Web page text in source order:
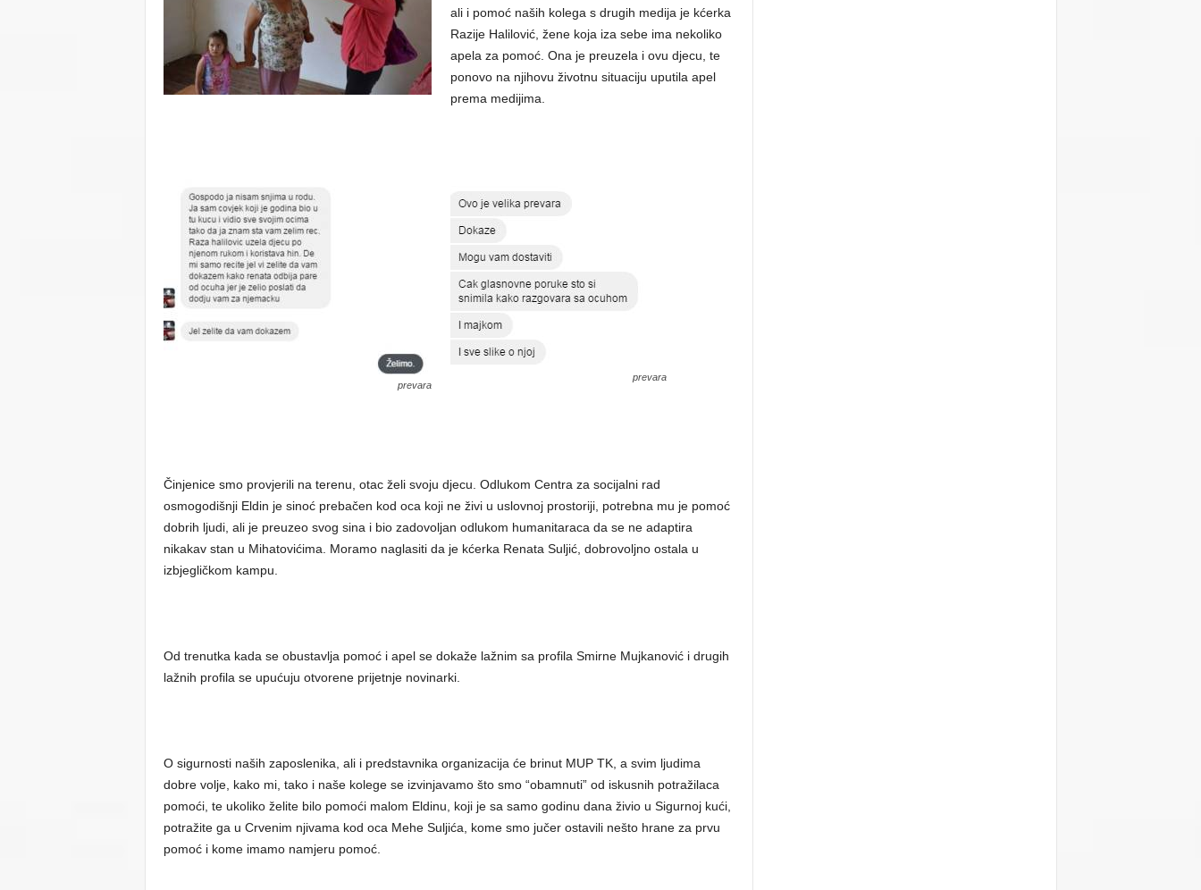
ali i pomoć naših kolega s drugih medija je kćerka
Razije Halilović, žene koja iza sebe ima nekoliko
apela za pomoć. Ona je preuzela i ovu djecu, te
ponovo na njihovu životnu situaciju uputila apel
prema medijima.
prevara
prevara
Činjenice smo provjerili na terenu, otac želi svoju djecu. Odlukom Centra za socijalni rad
osmogodišnji Eldin je sinoć prebačen kod oca koji ne živi u uslovnoj prostoriji, potrebna mu je pomoć
dobrih ljudi, ali je preuzeo svog sina i bio zadovoljan odlukom humanitaraca da se ne adaptira
nikakav stan u Mihatovićima. Moramo naglasiti da je kćerka Renata Suljić, dobrovoljno ostala u
izbjegličkom kampu.
Od trenutka kada se obustavlja pomoć i apel se dokaže lažnim sa profila Smirne Mujkanović i drugih
lažnih profila se upućuju otvorene prijetnje novinarki.
O sigurnosti naših zaposlenika, ali i predstavnika organizacija će brinut MUP TK, a svim ljudima
dobre volje, kako mi, tako i naše kolege se izvinjavamo što smo “obamnuti” od iskusnih potražilaca
pomoći, te ukoliko želite bilo pomoći malom Eldinu, koji je sa samo godinu dana živio u Sigurnoj kući,
potražite ga u Crvenim njivama kod oca Mehe Suljića, kome smo jučer ostavili nešto hrane za prvu
pomoć i kome imamo namjeru pomoć.